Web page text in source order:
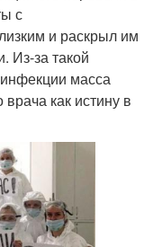
с
и раскрыл им
Из-за такой
масса
как истину в